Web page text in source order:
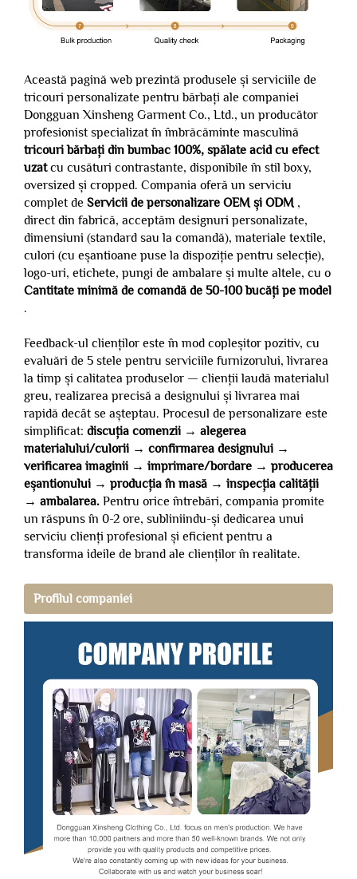
Această pagină web prezintă produsele și serviciile de
tricouri personalizate pentru bărbați ale companiei
Dongguan Xinsheng Garment Co., Ltd., un producător
profesionist specializat în îmbrăcăminte masculină
tricouri bărbați din bumbac 100%, spălate acid cu efect
uzatcu cusături contrastante, disponibile în stil boxy,
oversized și cropped. Compania oferă un serviciu
complet de Servicii de personalizare OEM și ODM ,
direct din fabrică, acceptăm designuri personalizate,
dimensiuni (standard sau la comandă), materiale textile,
culori (cu eșantioane puse la dispoziție pentru selecție),
logo-uri, etichete, pungi de ambalare și multe altele, cu o
Cantitate minimă de comandă de 50-100 bucăți pe model
.
Feedback-ul clienților este în mod copleșitor pozitiv, cu
evaluări de 5 stele pentru serviciile furnizorului, livrarea
la timp și calitatea produselor — clienții laudă materialul
greu, realizarea precisă a designului și livrarea mai
rapidă decât se așteptau. Procesul de personalizare este
simplificat: discuția comenzii → alegerea
materialului/culorii → confirmarea designului →
verificarea imaginii → imprimare/bordare → producerea
eșantionului → producția în masă → inspecția calității
→ ambalarea. Pentru orice întrebări, compania promite
un răspuns în 0-2 ore, subliniindu-și dedicarea unui
serviciu clienți profesional și eficient pentru a
transforma ideile de brand ale clienților în realitate.
Profilul companiei